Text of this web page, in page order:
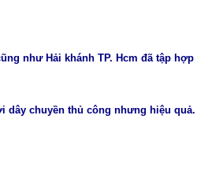
như Hải khánh TP. Hcm đã tập
dây chuyền thủ công nhưng hiệu quả.